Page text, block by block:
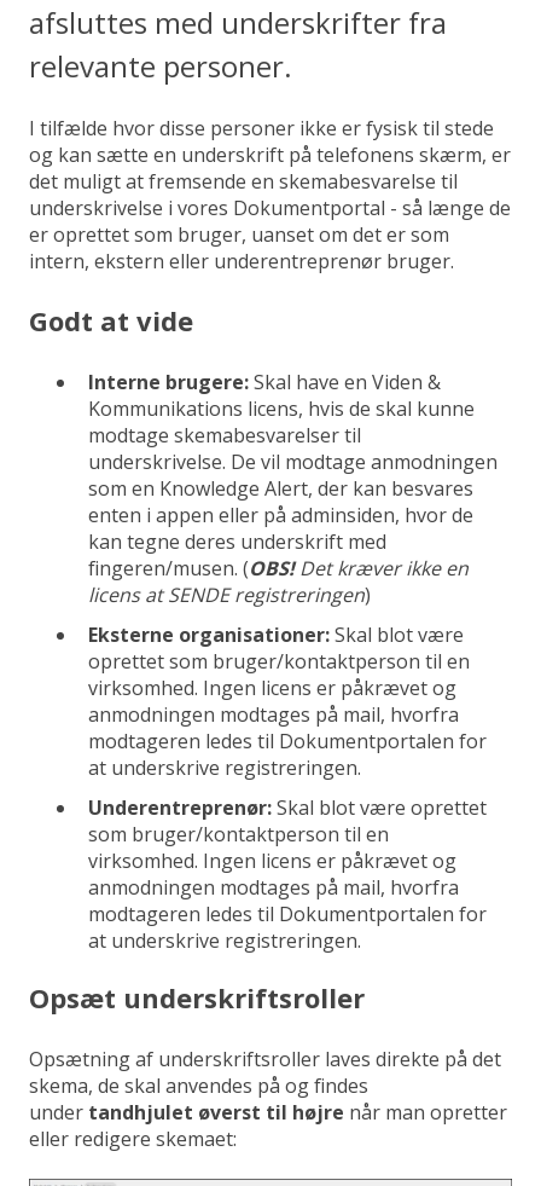
afsluttes med underskrifter fra
relevante personer.
I tilfælde hvor disse personer ikke er fysisk til stede
og kan sætte en underskrift på telefonens skærm, er
det muligt at fremsende en skemabesvarelse til
underskrivelse i vores Dokumentportal - så længe de
er oprettet som bruger, uanset om det er som
intern, ekstern eller underentreprenør bruger.
Godt at vide
Interne brugere:Skal have en Viden &
Kommunikations licens, hvis de skal kunne
modtage skemabesvarelser til
underskrivelse. De vil modtage anmodningen
som en Knowledge Alert, der kan besvares
enten i appen eller på adminsiden, hvor de
kan tegne deres underskrift med
fingeren/musen. (OBS!Det kræver ikke en
licens at SENDE registreringen)
Eksterne organisationer:Skal blot være
oprettet som bruger/kontaktperson til en
virksomhed. Ingen licens er påkrævet og
anmodningen modtages på mail, hvorfra
modtageren ledes til Dokumentportalen for
at underskrive registreringen.
Underentreprenør:Skal blot være oprettet
som bruger/kontaktperson til en
virksomhed. Ingen licens er påkrævet og
anmodningen modtages på mail, hvorfra
modtageren ledes til Dokumentportalen for
at underskrive registreringen.
Opsæt underskriftsroller
Opsætning af underskriftsroller laves direkte på det
skema, de skal anvendes på og findes
under tandhjulet øverst til højre når man opretter
eller redigere skemaet: